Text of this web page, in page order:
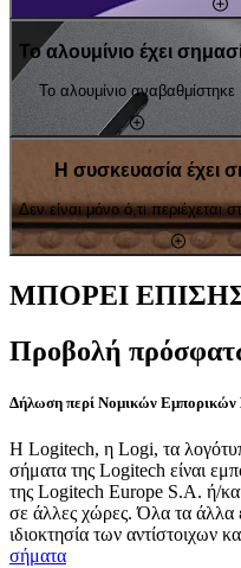
Το αλουμίνιο έχει
Το αλουμίνιο αναβαθμίστηκε
Η συσκευασία έχει
Δεν είναι μόνο ό,τι περιέχεται
ΜΠΟΡΕΙ
Προβολή
Δήλωση περί Νομικών
Η Logitech, η Logi, τα
σήματα της Logitech είναι
της Logitech Europe S.A. ή/
σε άλλες χώρες. Όλα τα άλλα
ιδιοκτησία των αντίστοιχων
σήματα